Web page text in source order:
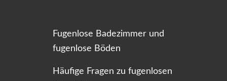
Fugenlose Badezimmer und
fugenlose Böden
Häufige Fragen zu fugenlosen